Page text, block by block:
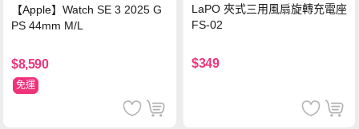
【Apple】Watch SE 3 2025 G
PS 44mm M/L
$8,590
免運
LaPO 夾式三用風扇旋轉充電座
FS-02
$349